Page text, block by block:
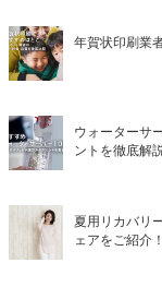
年賀状印刷業
ウォーターサ
ントを徹底解
夏用リカバリ
ェアをご紹介！